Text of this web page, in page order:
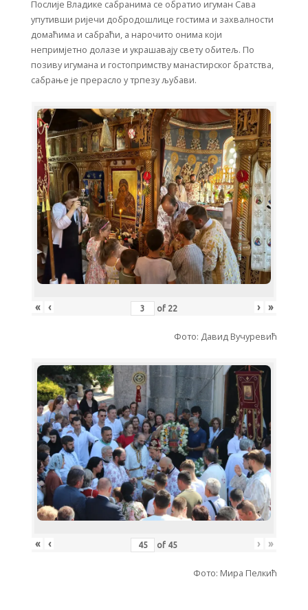
Послије Владике сабранима се обратио игуман Сава
упутивши ријечи добродошлице гостима и захвалности
домаћима и сабраћи, а нарочито онима који
непримјетно долазе и украшавају свету обитељ. По
позиву игумана и гостопримству манастирског братства,
сабрање је прерасло у трпезу љубави.
« ‹ of 22 › »
Фото: Давид Вучуревић
« ‹ of 45 › »
Фото: Мира Пелкић